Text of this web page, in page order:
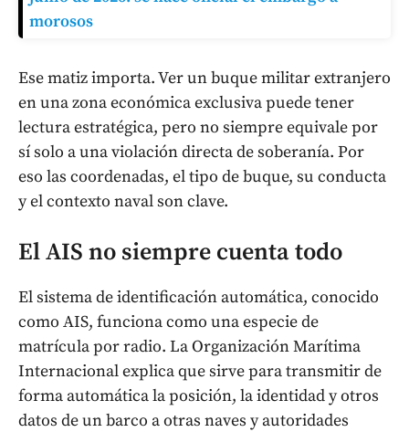
morosos
Ese matiz importa. Ver un buque militar extranjero
en una zona económica exclusiva puede tener
lectura estratégica, pero no siempre equivale por
sí solo a una violación directa de soberanía. Por
eso las coordenadas, el tipo de buque, su conducta
y el contexto naval son clave.
El AIS no siempre cuenta todo
El sistema de identificación automática, conocido
como AIS, funciona como una especie de
matrícula por radio. La Organización Marítima
Internacional explica que sirve para transmitir de
forma automática la posición, la identidad y otros
datos de un barco a otras naves y autoridades